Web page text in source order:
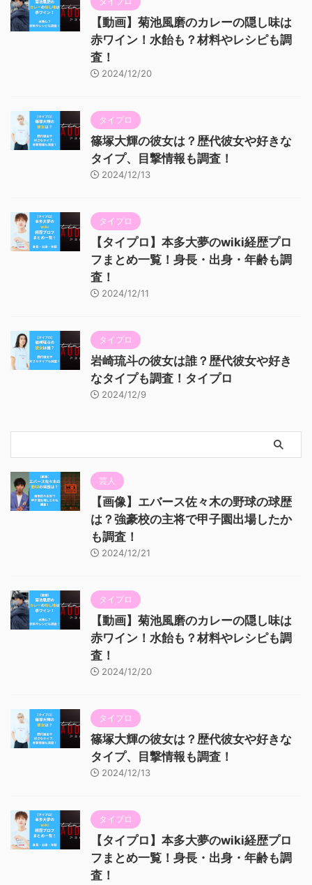
【動画】菊池風磨のカレーの隠し味は
赤ワイン！水飴も？材料やレシピも調
査！
2024/12/20
タイプロ
篠塚大輝の彼女は？歴代彼女や好きな
タイプ、目撃情報も調査！
2024/12/13
タイプロ
【タイプロ】本多大夢のwiki経歴プロ
フまとめ一覧！身長・出身・年齢も調
査！
2024/12/11
タイプロ
岩崎琉斗の彼女は誰？歴代彼女や好き
なタイプも調査！タイプロ
2024/12/9
芸人
【画像】エバース佐々木の野球の球歴
は？強豪校の主将で甲子園出場したか
も調査！
2024/12/21
タイプロ
【動画】菊池風磨のカレーの隠し味は
赤ワイン！水飴も？材料やレシピも調
査！
2024/12/20
タイプロ
篠塚大輝の彼女は？歴代彼女や好きな
タイプ、目撃情報も調査！
2024/12/13
タイプロ
【タイプロ】本多大夢のwiki経歴プロ
フまとめ一覧！身長・出身・年齢も調
査！